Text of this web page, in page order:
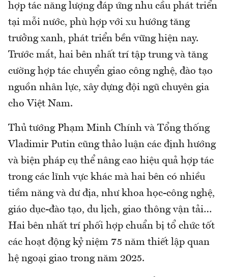
hợp tác năng lượng đáp ứng nhu cầu phát triển
tại mỗi nước, phù hợp với xu hướng tăng
trưởng xanh, phát triển bền vững hiện nay.
Trước mắt, hai bên nhất trí tập trung và tăng
cường hợp tác chuyển giao công nghệ, đào tạo
nguồn nhân lực, xây dựng đội ngũ chuyên gia
cho Việt Nam.
Thủ tướng Phạm Minh Chính và Tổng thống
Vladimir Putin cũng thảo luận các định hướng
và biện pháp cụ thể nâng cao hiệu quả hợp tác
trong các lĩnh vực khác mà hai bên có nhiều
tiềm năng và dư địa, như khoa học-công nghệ,
giáo dục-đào tạo, du lịch, giao thông vận tải…
Hai bên nhất trí phối hợp chuẩn bị tổ chức tốt
các hoạt động kỷ niệm 75 năm thiết lập quan
hệ ngoại giao trong năm 2025.